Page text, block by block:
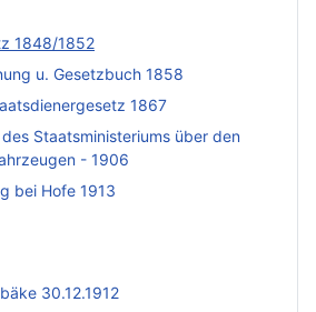
1848/1852
u. Gesetzbuch 1858
1867
Staatsministeriums über den
- 1906
bei Hofe 1913
30.12.1912